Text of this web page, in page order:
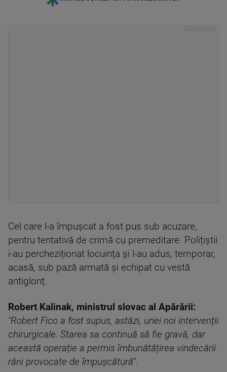
Cel care l-a împușcat a fost pus sub acuzare,
pentru tentativă de crimă cu premeditare. Polițiștii
i-au percheziționat locuința și l-au adus, temporar,
acasă, sub pază armată și echipat cu vestă
antiglonț.
Robert Kalinak, ministrul slovac al Apărării:
"Robert Fico a fost supus, astăzi, unei noi intervenții
chirurgicale. Starea sa continuă să fie gravă, dar
această operație a permis îmbunătățirea vindecării
răni provocate de împușcătură".